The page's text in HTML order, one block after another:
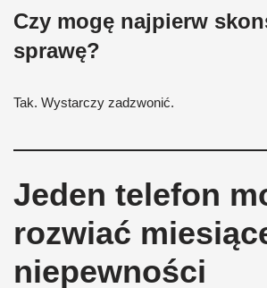
Czy mogę najpierw
sprawę?
Tak. Wystarczy zadzwonić.
Jeden telefon
rozwiać
niepewności